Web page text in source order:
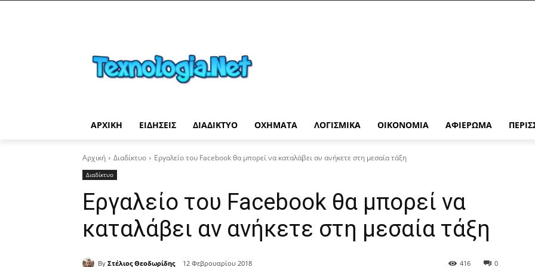
ΑΡΧΙΚΉ ΕΙΔΉΣΕΙΣ ΔΙΑΔΊΚΤΥΟ ΟΧΉΜΑΤΑ ΛΟΓΙΣΜΙΚΆ ΟΙΚΟΝΟΜΊΑ ΑΦΙΈΡΩΜΑ
Αρχική Διαδίκτυο Εργαλείο του Facebook θα μπορεί να καταλάβει αν ανήκετε στη μεσαία τάξη
Διαδίκτυο
Εργαλείο του Facebook θα μπορεί να
καταλάβει αν ανήκετε στη μεσαία τάξη
By Στέλιος Θεοδωρίδης 12 Φεβρουαρίου 2018 0
416